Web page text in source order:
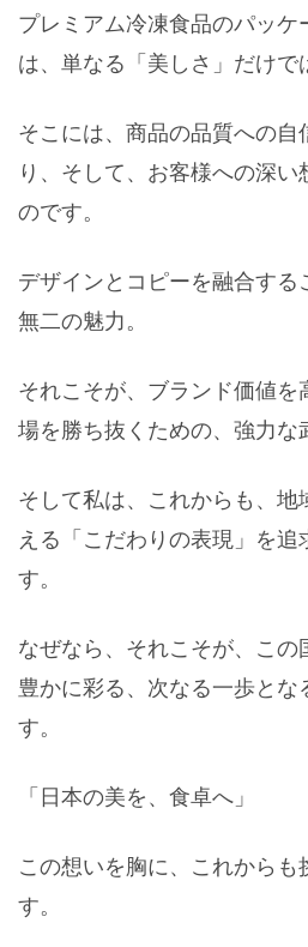
プレミアム冷凍食品のパッ
は、単なる「美しさ」だけで
そこには、商品の品質への自
り、そして、お客様への深
のです。
デザインとコピーを融合す
無二の魅力。
それこそが、ブランド価値
場を勝ち抜くための、強力な
そして私は、これからも、
える「こだわりの表現」を追
す。
なぜなら、それこそが、こ
豊かに彩る、次なる一歩と
す。
「日本の美を、食卓へ」
この想いを胸に、これからも
す。